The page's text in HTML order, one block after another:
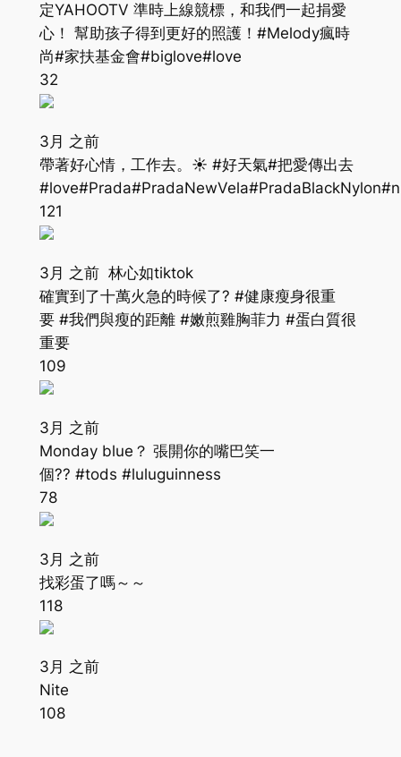
定YAHOOTV 準時上線競標，和我們一起捐愛
心！ 幫助孩子得到更好的照護！#Melody瘋時
尚#家扶基金會#biglove#love
32
3月 之前
帶著好心情，工作去。☀️ #好天氣#把愛傳出去
121
3月 之前 林心如tiktok
確實到了十萬火急的時候了? #健康瘦身很重
要 #我們與瘦的距離 #嫩煎雞胸菲力 #蛋白質很
重要
109
3月 之前
Monday blue？ 張開你的嘴巴笑一
個?? #tods #luluguinness
78
3月 之前
找彩蛋了嗎～～
118
3月 之前
Nite
108